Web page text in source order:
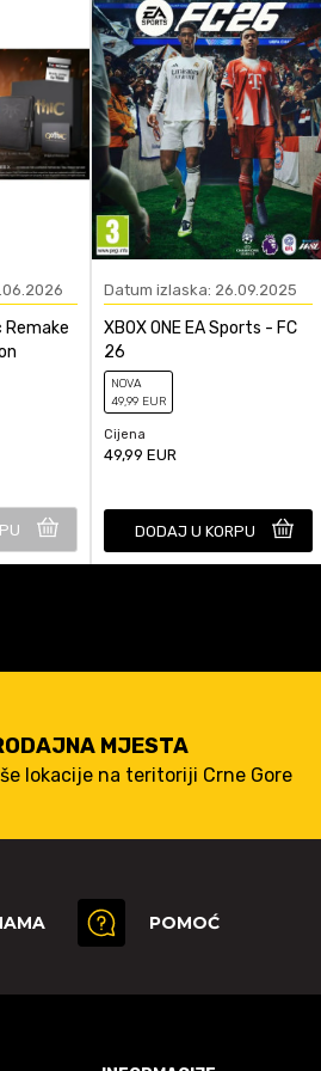
POŠALJI
XBOX ONE, XBOX Series X
Sport
Remake
Datum izlaska: 26.09.2025
XBOX ONE EA Sports - FC
26
NOVA
49,99 EUR
Cijena
49,99 EUR
DODAJ U KORPU
MJESTA
lokacije na teritoriji Crne Gore
POMOĆ